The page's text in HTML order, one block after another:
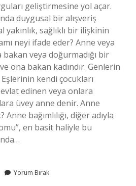
geliştirmesine yol açar.
duygusal bir alışveriş
sağlıklı bir ilişkinin
neyi ifade eder? Anne veya
veya doğurmadığı bir
ona bakan kadındır. Genlerin
kendi çocukları
edinen veya onlara
üvey anne denir. Anne
bağımlılığı, diğer adıyla
en basit haliyle bu
Yorum Bırak